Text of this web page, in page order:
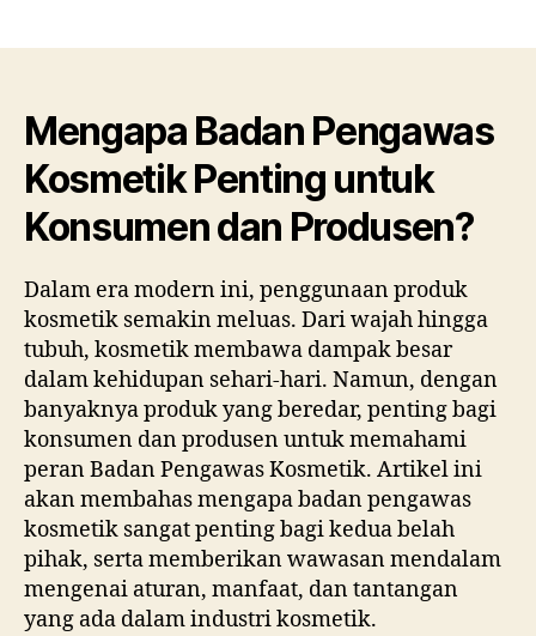
Mengapa Badan Pengawas
Kosmetik Penting untuk
Konsumen dan Produsen?
Dalam era modern ini, penggunaan produk
kosmetik semakin meluas. Dari wajah hingga
tubuh, kosmetik membawa dampak besar
dalam kehidupan sehari-hari. Namun, dengan
banyaknya produk yang beredar, penting bagi
konsumen dan produsen untuk memahami
peran Badan Pengawas Kosmetik. Artikel ini
akan membahas mengapa badan pengawas
kosmetik sangat penting bagi kedua belah
pihak, serta memberikan wawasan mendalam
mengenai aturan, manfaat, dan tantangan
yang ada dalam industri kosmetik.